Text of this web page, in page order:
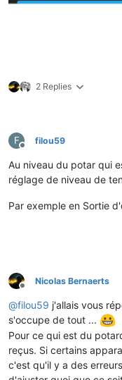
2 Replies
F
Offline
filou59
Au niveau du potar qui
réglage de niveau de
Par exemple en Sortie
Offline
Nicolas Bernaerts
@filou59 j'allais vous
s'occupe de tout ...
Pour ce qui est du
reçus. Si certains
c'est qu'il y a des